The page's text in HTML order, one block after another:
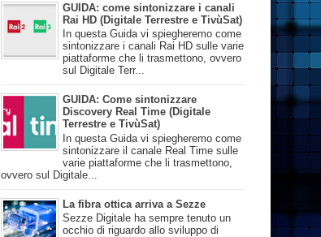
GUIDA: come sintonizzare i canali
Rai HD (Digitale Terrestre e TivùSat)
In questa Guida vi spiegheremo come
sintonizzare i canali Rai HD sulle varie
piattaforme che li trasmettono, ovvero
sul Digitale Terr...
GUIDA: Come sintonizzare
Discovery Real Time (Digitale
Terrestre e TivùSat)
In questa Guida vi spiegheremo come
sintonizzare il canale Real Time sulle
varie piattaforme che li trasmettono,
ovvero sul Digitale...
La fibra ottica arriva a Sezze
Sezze Digitale ha sempre tenuto un
occhio di riguardo allo sviluppo di